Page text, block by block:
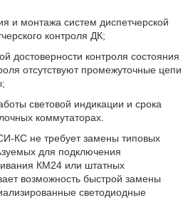
и монтажа систем диспетчерской
контроля ДК;
достоверности контроля состояния
отсутствуют промежуточные цепи
световой индикации и срока
коммутаторах.
КС не требует замены типовых
для подключения
КМ24 или штатных
возможность быстрой замены
светодиодные